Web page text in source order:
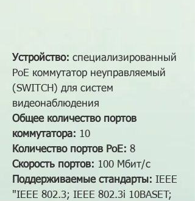
Устройство: специализированный
PoE коммутатор неуправляемый
(SWITCH) для систем
видеонаблюдения
Общее количество портов
коммутатора: 10
Количество портов PoE: 8
Скорость портов: 100 Мбит/с
Поддерживаемые стандарты: IEEE
"IEEE 802.3; IEEE 802.3i 10BASET;